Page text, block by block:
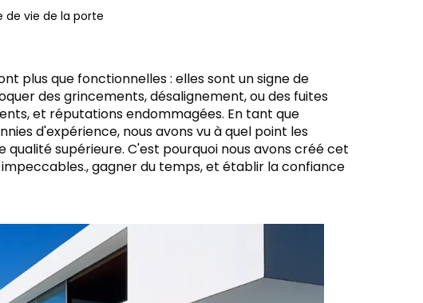
de vie de la porte
plus que fonctionnelles : elles sont un signe de
des grincements, désalignement, ou des fuites
et réputations endommagées. En tant que
d'expérience, nous avons vu à quel point les
supérieure. C'est pourquoi nous avons créé cet
gagner du temps, et établir la confiance